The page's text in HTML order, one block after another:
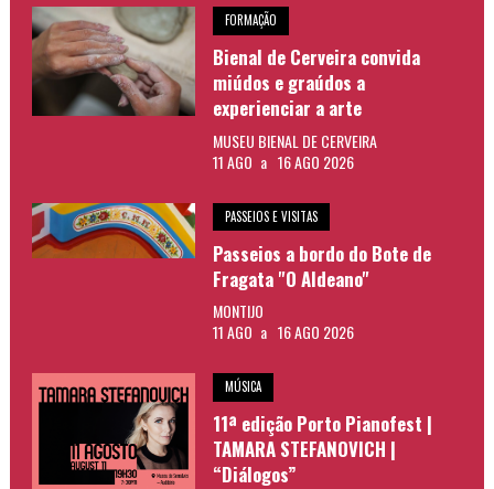
FORMAÇÃO
Bienal de Cerveira convida
miúdos e graúdos a
experienciar a arte
MUSEU BIENAL DE CERVEIRA
11 AGO a 16 AGO 2026
PASSEIOS E VISITAS
Passeios a bordo do Bote de
Fragata "O Aldeano"
MONTIJO
11 AGO a 16 AGO 2026
MÚSICA
11ª edição Porto Pianofest |
TAMARA STEFANOVICH |
“Diálogos”